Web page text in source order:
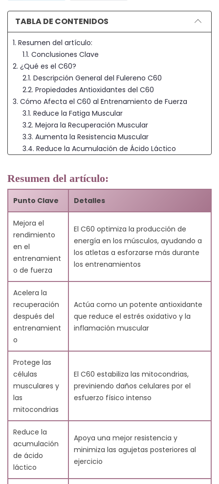
TABLA DE CONTENIDOS
1. Resumen del artículo:
1.1. Conclusiones Clave
2. ¿Qué es el C60?
2.1. Descripción General del Fulereno C60
2.2. Propiedades Antioxidantes del C60
3. Cómo Afecta el C60 al Entrenamiento de Fuerza
3.1. Reduce la Fatiga Muscular
3.2. Mejora la Recuperación Muscular
3.3. Aumenta la Resistencia Muscular
3.4. Reduce la Acumulación de Ácido Láctico
4.1. Niveles de Energía Mejorados
4.2. Tiempos de Recuperación Más Rápidos
4.3. Rendimiento Mejorado durante el Entrenamiento
5. Mejora del Rendimiento Atlético y la Recuperación
con Carbono 60
6. El Papel del Carbono 60 en la Recuperación Muscular
7. Cómo el Carbono 60 Aumenta la Resistencia
8. Estudios Científicos sobre C60 y Entrenamiento de
8.1. Investigación sobre la Reducción de la Fatiga
Muscular
8.2. Estudios sobre la Eficiencia Mitocondrial
9. Cómo Usar el C60 para el Entrenamiento de Fuerza
9.2. Dosis Recomendada y Consideraciones de
Seguridad
10. Limitaciones Potenciales y Consideraciones
10.1. Estudios Humanos Limitados
10.2. Importancia de los Suplementos de Alta Calidad
11. Conclusión
12. Preguntas Frecuentes (FAQs)
12.1. ¿Qué es el C60 y cómo puede ayudar con el
entrenamiento de fuerza?
12.2. ¿Puede el C60 reducir la fatiga muscular?
12.3. ¿Tiene el C60 efectos antiinflamatorios para los
atletas?
Resumen del artículo:
Punto Clave Detalles
Mejora el
rendimiento
en el
entrenamient
o de fuerza
El C60 optimiza la producción de
energía en los músculos, ayudando a
los atletas a esforzarse más durante
los entrenamientos
Acelera la
recuperación
después del
entrenamient
o
Actúa como un potente antioxidante
que reduce el estrés oxidativo y la
inflamación muscular
Protege las
células
musculares y
las
mitocondrias
El C60 estabiliza las mitocondrias,
previniendo daños celulares por el
esfuerzo físico intenso
Reduce la
acumulación
de ácido
láctico
Apoya una mejor resistencia y
minimiza las agujetas posteriores al
ejercicio